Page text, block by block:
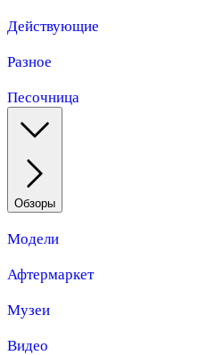
Действующие
Разное
Песочница
Обзоры
Модели
Афтермаркет
Музеи
Видео